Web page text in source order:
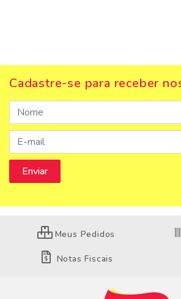
Cadastre-se para receber
Meus Pedidos
Notas Fiscais